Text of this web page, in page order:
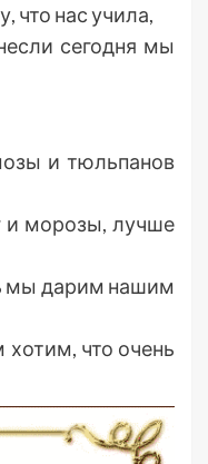
что нас учила,
сегодня мы
и тюльпанов
и морозы, лучше
мы дарим нашим
хотим, что очень